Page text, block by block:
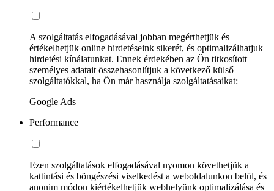
A szolgáltatás elfogadásával jobban megérthetjük és
értékelhetjük online hirdetéseink sikerét, és optimalizálhatjuk
hirdetési kínálatunkat. Ennek érdekében az Ön titkosított
személyes adatait összehasonlítjuk a következő külső
szolgáltatókkal, ha Ön már használja szolgáltatásaikat:
Google Ads
Performance
Ezen szolgáltatások elfogadásával nyomon követhetjük a
kattintási és böngészési viselkedést a weboldalunkon belül, és
anonim módon kiértékelhetjük webhelyünk optimalizálása és